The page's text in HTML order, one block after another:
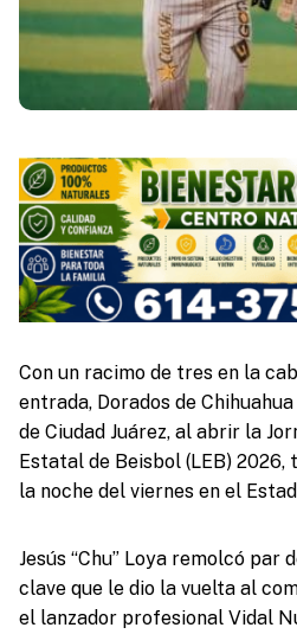
Con un racimo de tres en la
entrada, Dorados de
de Ciudad Juárez, al abrir la
Estatal de Beisbol (LEB)
la noche del viernes en el
Jesús “Chu” Loya remolcó par
clave que le dio la vuelta al
el lanzador profesional Vidal